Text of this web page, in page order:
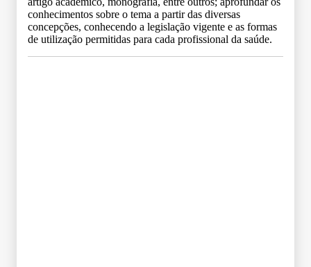
conhecimentos sobre o tema a partir das diversas
concepções, conhecendo a legislação vigente e as formas
de utilização permitidas para cada profissional da saúde.